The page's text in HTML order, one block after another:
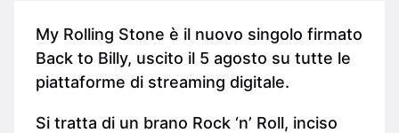
My Rolling Stone è il nuovo singolo firmato
Back to Billy, uscito il 5 agosto su tutte le
piattaforme di streaming digitale.
Si tratta di un brano Rock ‘n’ Roll, inciso